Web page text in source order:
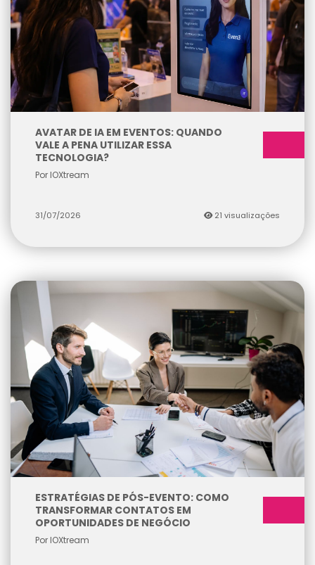
AVATAR DE IA EM EVENTOS: QUANDO
VALE A PENA UTILIZAR ESSA
TECNOLOGIA?
Por IOXtream
31/07/2026 21 visualizações
ESTRATÉGIAS DE PÓS-EVENTO: COMO
TRANSFORMAR CONTATOS EM
OPORTUNIDADES DE NEGÓCIO
Por IOXtream